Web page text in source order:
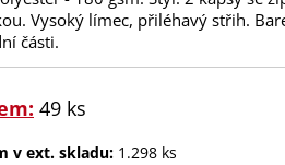
Vysoký límec, přiléhavý střih.
části.
49 ks
v ext. skladu: 1.298 ks